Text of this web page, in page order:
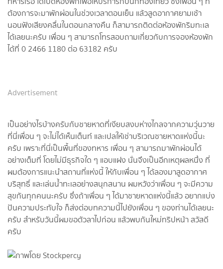
ต้องการจะมาพักผ่อนในช่วงเวลาตอนเย็น แล้วสูดอากาศยามเช้า
นอนฟังเสียงคลื่นในตอนกลางคืน ก็สามารถติดต่อห้องพักริมทะเล
ได้เลยนะครับ เพื่อน ๆ สามารถโทรสอบถามเกี่ยวกับการจองห้องพัก
ได้ที่ 0 2466 1180 ต่อ 63182 ครับ
Advertisement
เป็นอย่างไรบ้างครับกับชายหาดที่เงียบสงบห่างไกลจากความวุ่นวาย
ที่นี่เพื่อน ๆ จะไม่ได้เห็นเต็นท์ และเปลให้เช่าบริเวณชายหาดแห่งนี้นะ
ครับ เพราะที่นี่เป็นพื้นที่ของทหาร เพื่อน ๆ สามารถมาพักผ่อนได้
อย่างเต็มที่ โดยไม่มีธุรกิจใด ๆ แอบแฝง นั่นจึงเป็นอีกเหตุผลหนึ่ง ที่
ผมต้องการแนะนำสถานที่แห่งนี้ ให้กับเพื่อน ๆ ได้ลองมาสูดอากาศ
บริสุทธิ์ และเล่นน้ำทะเลอย่างสนุกสนาน ผมหวังว่าเพื่อน ๆ จะมีความ
สุขกันทุกคนนะครับ ซึ่งถ้าเพื่อน ๆ ได้มาชายหาดแห่งนี้แล้ว อยากแบ่ง
ปันความประทับใจ ก็ส่งต่อบทความนี้ไปยังเพื่อน ๆ ของท่านได้เลยนะ
ครับ สำหรับวันนี้ผมขอตัวลาไปก่อน แล้วพบกันใหม่ทริปหน้า สวัสดี
ครับ